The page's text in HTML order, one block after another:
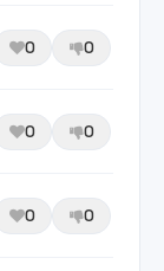
0 0
0 0
0 0